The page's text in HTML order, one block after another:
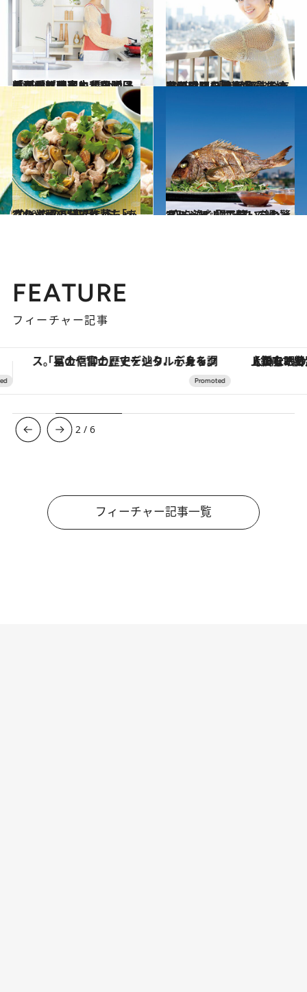
2023.3.3
料理ができないとなぜ「がんばれ」と 言われるの？ 料理家・和田明日香が代り映えしないごはんを愛する理由
ライフスタイル 2023.3.3
平野レミの嫁、〇〇ちゃんのママ 「代替可能な存在に感じた時期も」 そんな和田明日香を救った地味ごはん
ライフスタイル
2020.7.1
“たったの5分で作れちゃうわよ～！”平野レミ「あさりと豚のパッと蒸し」
グルメ 2020.7.3
“空を泳ぐ鯛で笑いをとっちゃって！”平野レミの驚きレシピ「おったて鯛」
グルメ
FEATURE
フィーチャー記事
【銀座で出合う最旬美容】美髪ケアや上質な眠り…セルフケアのアップデートから、特別な名入れギフトまで。大人のための「ReFa GINZA」クルーズ 【夏限定ディナーコース】旬を
3 /6
フィーチャー記事一覧